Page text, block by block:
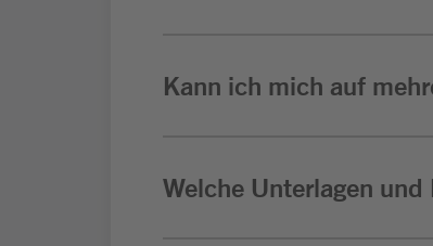
Kann ich mich auf
Welche Unterlagen